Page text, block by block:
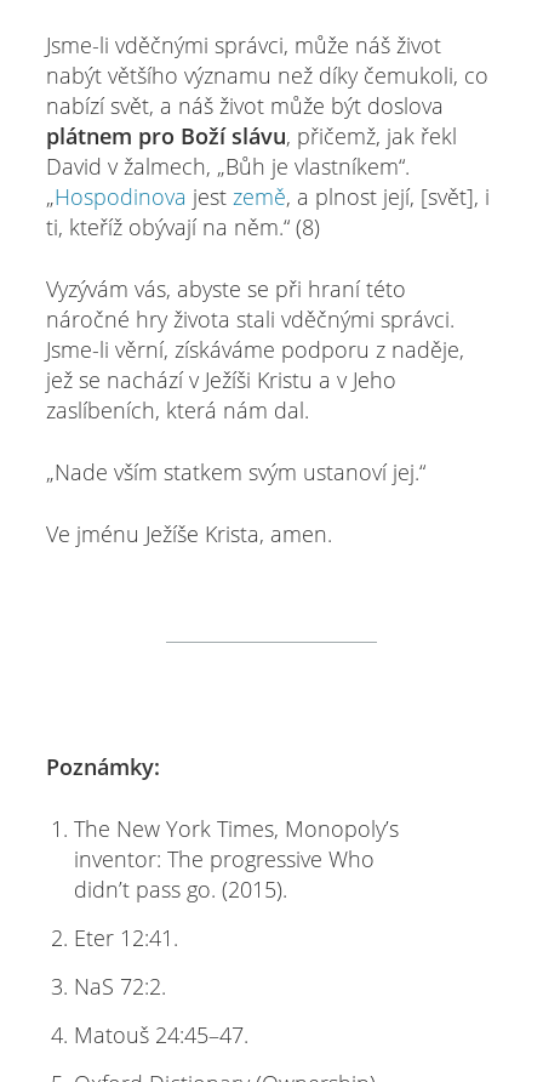
Jsme-li vděčnými správci, může náš život
nabýt většího významu než díky čemukoli, co
nabízí svět, a náš život může být doslova
plátnem pro Boží slávu, přičemž, jak řekl
David v žalmech, „Bůh je vlastníkem“.
„Hospodinova jest země, a plnost její, [svět], i
ti, kteříž obývají na něm.“ (8)
Vyzývám vás, abyste se při hraní této
náročné hry života stali vděčnými správci.
Jsme-li věrní, získáváme podporu z naděje,
jež se nachází v Ježíši Kristu a v Jeho
zaslíbeních, která nám dal.
„Nade vším statkem svým ustanoví jej.“
Ve jménu Ježíše Krista, amen.
Poznámky:
The New York Times, Monopoly’s
inventor: The progressive Who
didn’t pass go. (2015).
Eter 12:41.
NaS 72:2.
Matouš 24:45–47.